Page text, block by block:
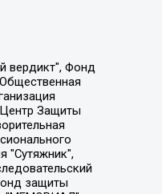
с ограниченной ответственностью "ЛИЗА НОРМ", Каспаров Гарри Кимович, Ходорковский Михаил Борисович, Общество с ограниченной ответственностью "Апрельские тезисы", Данилович Ирина Брониславовна, Кашин Олег Владимирович, Петров Николай Владимирович, Пивоваров Алексей Владимирович, Соколов Михаил Владимирович, Цветкова Юлия Владимировна, Чичваркин Евгений Александрович, Комитет против пыток/Команда против пыток, Общество с ограниченной ответственностью "Первый научный", Общество с ограниченной ответственностью "Вертолет и ко", Белоцерковская Вероника Борисовна, Кац Максим Евгеньевич, Лазарева Татьяна Юрьевна, Шаведдинов Руслан Табризович, Яшин Илья Валерьевич, Общество с ограниченной ответственностью "Иноагент ААВ", Алешковский Дмитрий Петрович, Альбац Евгения Марковна, Быков Дмитрий Львович, Галямина Юлия Евгеньевна, Лойко Сергей Леонидович, Мартынов Кирилл Константинович, Медведев Сергей Александрович, Крашенинников Федор Геннадиевич, Гордеева Катерина Вл